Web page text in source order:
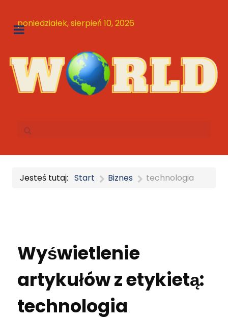
poniedziałek, sierpień 10, 2026
Jesteś tutaj: Start Biznes technologia
Wyświetlenie
artykułów z etykietą:
technologia